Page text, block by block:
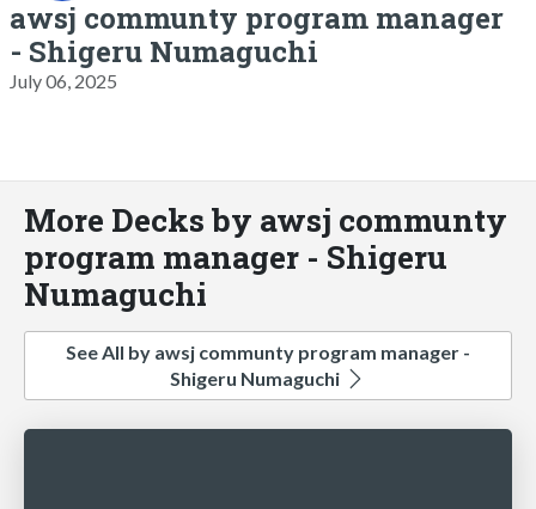
awsj communty program manager
- Shigeru Numaguchi
July 06, 2025
More Decks by awsj communty
program manager - Shigeru
Numaguchi
See All by awsj communty program manager -
Shigeru Numaguchi